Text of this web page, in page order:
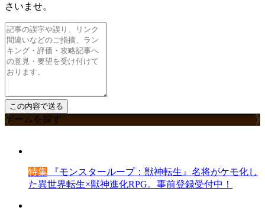
さいませ。
ゲームを探す
特集 『モンスターループ：獣神転生』名将がケモ化し
た異世界転生×獣神進化RPG。事前登録受付中！